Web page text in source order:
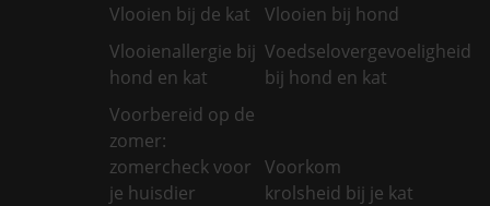
Vlooien bij de kat
Vlooien bij hond
Vlooienallergie bij
hond en kat
Voedselovergevoeligheid
bij hond en kat
Voorbereid op de
zomer:
zomercheck voor
je huisdier
Voorkom
krolsheid bij je kat